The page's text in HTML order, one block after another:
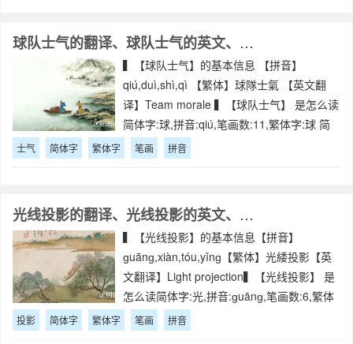
球队士气的翻译、球队士气的英文、球队士气的拼音
▍【球队士气】的基本信息 【拼音】
qiú,duì,shì,qì 【繁体】球隊士氣 【英文翻
译】Team morale ▍【球队士气】 是怎么读
简体字:球,拼音:qiú,笔画数:11,繁体字:球 简
体字:队,拼音:duì,笔画数:4,繁体字:隊 简
士气 简体字 繁体字 笔画 拼音
光线投影的翻译、光线投影的英文、光线投影的拼音
▍【光线投影】的基本信息【拼音】
ɡuānɡ,xiàn,tóu,yǐnɡ【繁体】光緌投影【英
文翻译】Light projection▍【光线投影】 是
怎么读简体字:光,拼音:ɡuānɡ,笔画数:6,繁体
字:光 简体字:线,拼音:xiàn,笔画数:8,繁体字:
緌
投影 简体字 繁体字 笔画 拼音